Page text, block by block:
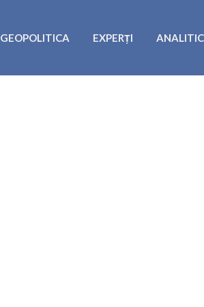
GEOPOLITICA EXPERȚI